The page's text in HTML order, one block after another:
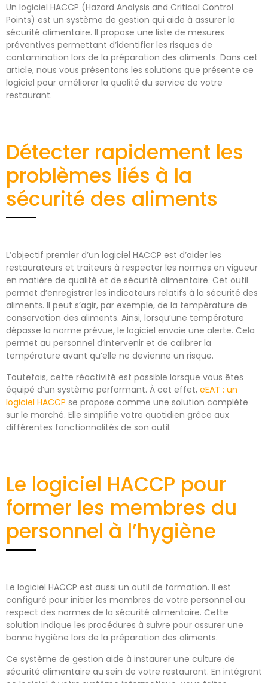
Un logiciel HACCP (Hazard Analysis and Critical Control
Points) est un système de gestion qui aide à assurer la
sécurité alimentaire. Il propose une liste de mesures
préventives permettant d’identifier les risques de
contamination lors de la préparation des aliments. Dans cet
article, nous vous présentons les solutions que présente ce
logiciel pour améliorer la qualité du service de votre
restaurant.
Détecter rapidement les
problèmes liés à la
sécurité des aliments
L’objectif premier d’un logiciel HACCP est d’aider les
restaurateurs et traiteurs à respecter les normes en vigueur
en matière de qualité et de sécurité alimentaire. Cet outil
permet d’enregistrer les indicateurs relatifs à la sécurité des
aliments. Il peut s’agir, par exemple, de la température de
conservation des aliments. Ainsi, lorsqu’une température
dépasse la norme prévue, le logiciel envoie une alerte. Cela
permet au personnel d’intervenir et de calibrer la
température avant qu’elle ne devienne un risque.
Toutefois, cette réactivité est possible lorsque vous êtes
équipé d’un système performant. À cet effet, eEAT : un
logiciel HACCP se propose comme une solution complète
sur le marché. Elle simplifie votre quotidien grâce aux
différentes fonctionnalités de son outil.
Le logiciel HACCP pour
former les membres du
personnel à l’hygiène
Le logiciel HACCP est aussi un outil de formation. Il est
configuré pour initier les membres de votre personnel au
respect des normes de la sécurité alimentaire. Cette
solution indique les procédures à suivre pour assurer une
bonne hygiène lors de la préparation des aliments.
Ce système de gestion aide à instaurer une culture de
sécurité alimentaire au sein de votre restaurant. En intégrant